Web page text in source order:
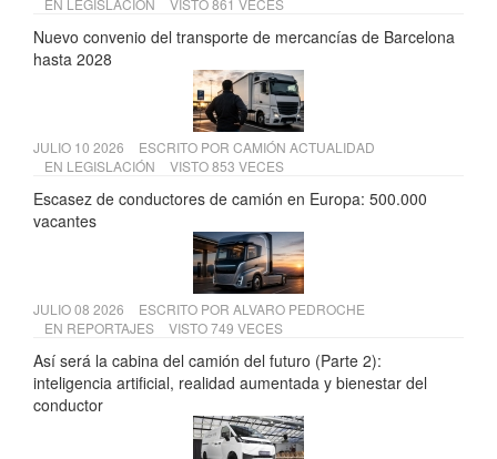
EN LEGISLACIÓN VISTO 861 VECES
Nuevo convenio del transporte de mercancías de Barcelona
hasta 2028
JULIO 10 2026 ESCRITO POR CAMIÓN ACTUALIDAD
EN LEGISLACIÓN VISTO 853 VECES
Escasez de conductores de camión en Europa: 500.000
vacantes
JULIO 08 2026 ESCRITO POR ALVARO PEDROCHE
EN REPORTAJES VISTO 749 VECES
Así será la cabina del camión del futuro (Parte 2):
inteligencia artificial, realidad aumentada y bienestar del
conductor